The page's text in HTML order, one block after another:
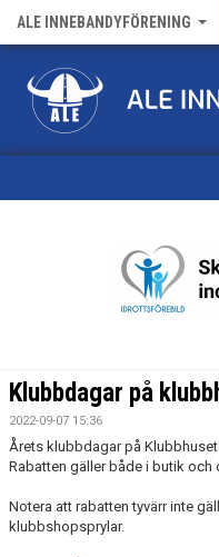
ALE INNEBANDYFÖRENING
FÖRENINGENS MATCHER
NYHETSARKIV
MEDLEMSKAP
Klubbdagar på
2022-09-07 15:36
Årets klubbdagar på
Rabatten gäller både i butik och
Notera att rabatten tyvärr inte
klubbshopsprylar.